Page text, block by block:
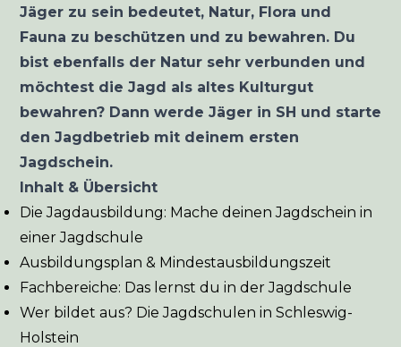
Jäger zu sein bedeutet, Natur, Flora und
Fauna zu beschützen und zu bewahren. Du
bist ebenfalls der Natur sehr verbunden und
möchtest die Jagd als altes Kulturgut
bewahren? Dann werde Jäger in SH und starte
den Jagdbetrieb mit deinem ersten
Jagdschein.
Inhalt & Übersicht
Die Jagdausbildung: Mache deinen Jagdschein in
einer Jagdschule
Ausbildungsplan & Mindestausbildungszeit
Fachbereiche: Das lernst du in der Jagdschule
Wer bildet aus? Die Jagdschulen in Schleswig-
Holstein